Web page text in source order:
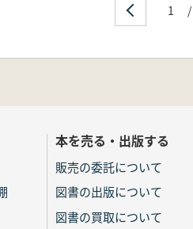
1 /
本を売る・出版する
販売の委託について
図書の出版について
図書の買取について